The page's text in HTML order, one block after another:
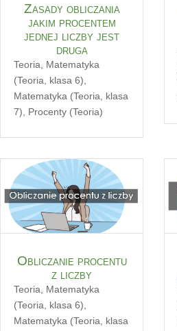
Zasady obliczania
jakim procentem
jednej liczby jest
druga
Teoria
Matematyka
(Teoria, klasa 6)
Matematyka (Teoria, klasa
7)
Procenty (Teoria)
Obliczanie procentu
z liczby
Teoria, Matematyka
(Teoria, klasa 6),
Matematyka (Teoria, klasa